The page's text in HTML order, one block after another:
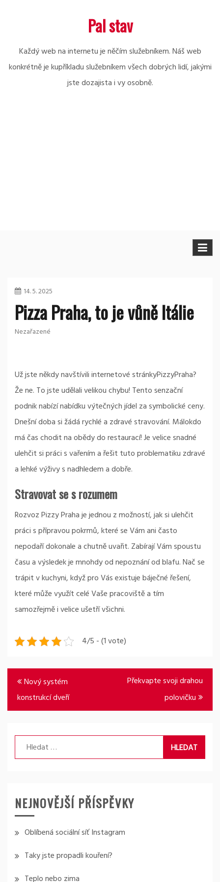
Pal stav
Každý web na internetu je něčím služebníkem. Náš web
konkrétně je kupříkladu služebníkem všech dobrých lidí, jakými
jste dozajista i vy osobně.
14. 5. 2025
Pizza Praha, to je vůně Itálie
Nezařazené
Už jste někdy navštívili internetové stránkyPizzyPraha?
Že ne. To jste udělali velikou chybu! Tento senzační
podnik nabízí nabídku výtečných jídel za symbolické ceny.
Dnešní doba si žádá rychlé a zdravé stravování. Málokdo
má čas chodit na obědy do restaurací! Je velice snadné
ulehčit si práci s vařením a řešit tuto problematiku zdravé
a lehké výživy s nadhledem a dobře.
Stravovat se s rozumem
Rozvoz Pizzy Praha je jednou z možností, jak si ulehčit
práci s přípravou pokrmů, které se Vám ani často
nepodaří dokonale a chutně uvařit. Zabírají Vám spoustu
času a výsledek je mnohdy od nepoznání od blafu. Nač se
trápit v kuchyni, když pro Vás existuje báječné řešení,
které může využít celé Vaše pracoviště a tím
samozřejmě i velice ušetří všichni.
4/5 - (1 vote)
Navigace
pro
příspěvek
Nový systém
konstrukcí dveří
Překvapte svoji drahou
polovičku
Vyhledávání
NEJNOVĚJŠÍ PŘÍSPĚVKY
Oblíbená sociální síť Instagram
Taky jste propadli kouření?
Teplo nebo zima